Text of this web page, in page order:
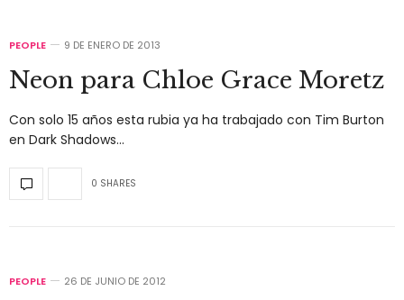
PEOPLE 9 DE ENERO DE 2013
Neon para Chloe Grace Moretz
Con solo 15 años esta rubia ya ha trabajado con Tim Burton
en Dark Shadows…
0 SHARES
PEOPLE 26 DE JUNIO DE 2012